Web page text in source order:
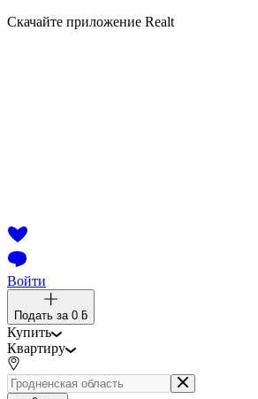
Скачайте приложение Realt
Войти
Подать за 0 ƃ
Купить
Квартиру